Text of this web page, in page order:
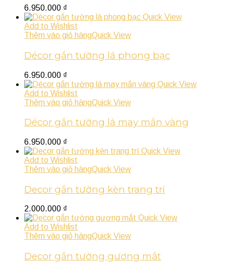
6.950.000 ₫
Quick View
Add to Wishlist
Thêm vào giỏ hàngQuick View
Décor gắn tường lá phong bạc
6.950.000 ₫
Quick View
Add to Wishlist
Thêm vào giỏ hàngQuick View
Décor gắn tường lá may mắn vàng
6.950.000 ₫
Quick View
Add to Wishlist
Thêm vào giỏ hàngQuick View
Decor gắn tường kèn trang trí
2.000.000 ₫
Quick View
Add to Wishlist
Thêm vào giỏ hàngQuick View
Decor gắn tường gương mắt